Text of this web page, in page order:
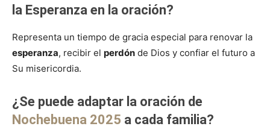
la Esperanza en la oración?
Representa un tiempo de gracia especial para renovar la
esperanza, recibir el perdón de Dios y confiar el futuro a
Su misericordia.
¿Se puede adaptar la oración de
Nochebuena 2025 a cada familia?